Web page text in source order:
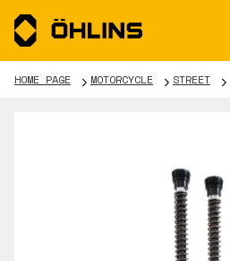
HOME PAGE MOTORCYCLE STREET